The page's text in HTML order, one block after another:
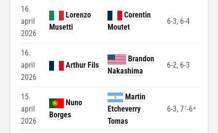
16.
april
2026
Lorenzo
Musetti
Corentin
Moutet
6-3, 6-4
16.
april
2026
Arthur Fils
Brandon
Nakashima
6-2, 6-3
15.
april
2026
Nuno
Borges
Martin
Etcheverry
Tomas
6-3, 7⁷-6⁴